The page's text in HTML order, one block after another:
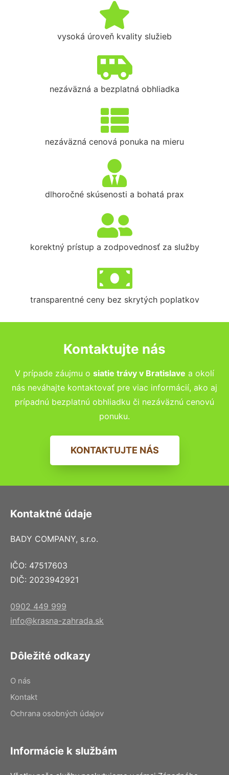
vysoká úroveň kvality služieb
nezáväzná a bezplatná obhliadka
nezáväzná cenová ponuka na mieru
dlhoročné skúsenosti a bohatá prax
korektný prístup a zodpovednosť za služby
transparentné ceny bez skrytých poplatkov
Kontaktujte nás
V prípade záujmu o siatie trávy v Bratislave a okolí
nás neváhajte kontaktovať pre viac informácií, ako aj
prípadnú bezplatnú obhliadku či nezáväznú cenovú
ponuku.
KONTAKTUJTE NÁS
Kontaktné údaje
BADY COMPANY, s.r.o.
IČO: 47517603
DIČ: 2023942921
0902 449 999
info@krasna-zahrada.sk
Dôležité odkazy
O nás
Kontakt
Ochrana osobných údajov
Informácie k službám